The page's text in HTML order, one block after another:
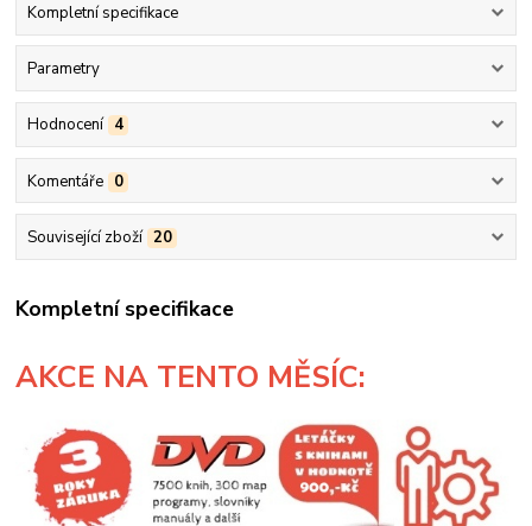
Kompletní specifikace
Parametry
Hodnocení 4
Komentáře 0
Související zboží 20
Kompletní specifikace
AKCE NA TENTO MĚSÍC: